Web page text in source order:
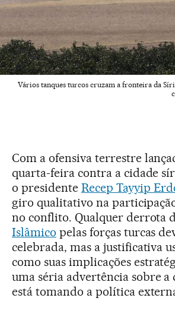
Vários tanques turcos cruzam a fronteira da
Com a ofensiva terrestre
quarta-feira contra a cidade
o presidente Recep Tayyip
giro qualitativo na
no conflito. Qualquer derrota
Islâmico pelas forças turcas
celebrada, mas a justificativa
como suas implicações
uma séria advertência sobre a
está tomando a política